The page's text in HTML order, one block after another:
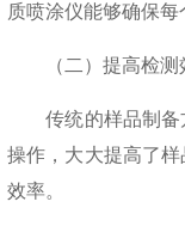
质喷涂仪能够确保
（二）提高检测
传统的样品制备方
操作，大大提高了
效率。